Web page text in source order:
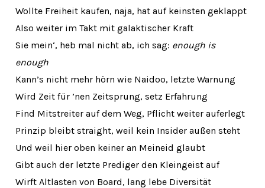
Wollte Freiheit kaufen, naja, hat auf keinsten geklappt
Also weiter im Takt mit galaktischer Kraft
Sie mein‘, heb mal nicht ab, ich sag: enough is
enough
Kann’s nicht mehr hörn wie Naidoo, letzte Warnung
Wird Zeit für ’nen Zeitsprung, setz Erfahrung
Find Mitstreiter auf dem Weg, Pflicht weiter auferlegt
Prinzip bleibt straight, weil kein Insider außen steht
Und weil hier oben keiner an Meineid glaubt
Gibt auch der letzte Prediger den Kleingeist auf
Wirft Altlasten von Board, lang lebe Diversität